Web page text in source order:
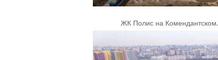
ЖК Полис на Комендантском.